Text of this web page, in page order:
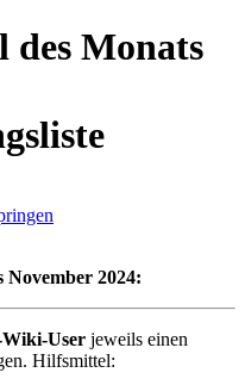
Monats
2024:
User jeweils einen
Hilfsmittel: